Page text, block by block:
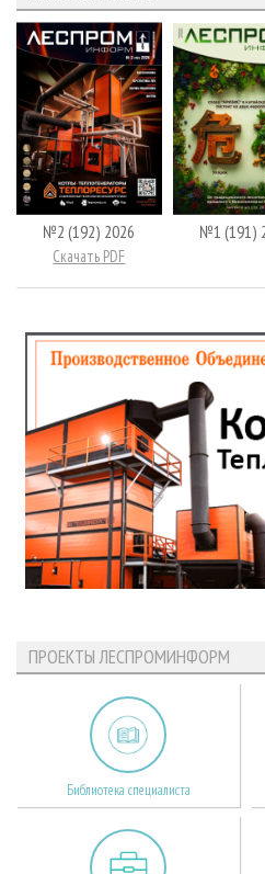
№2 (192) 2026
Скачать PDF
№1 (191)
ПРОЕКТЫ ЛЕСПРОМИНФОРМ
Библиотека специалиста